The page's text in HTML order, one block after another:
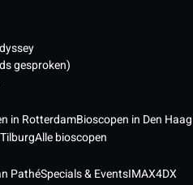
gesproken)
in RotterdamBioscopen in Den Haag
Alle bioscopen
PathéSpecials & EventsIMAX4DX